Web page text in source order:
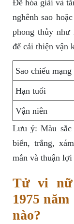
Để hóa giải và
nghênh sao
phong thủy
để cải thiện vận
Sao chiếu mạng
Hạn tuổi
Vận niên
Lưu ý: Màu sắc
biển, trắng,
mắn và thuận lợi
Tử vi nữ
1975
nào?